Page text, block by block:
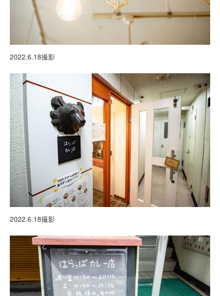
2022.6.18撮影
2022.6.18撮影